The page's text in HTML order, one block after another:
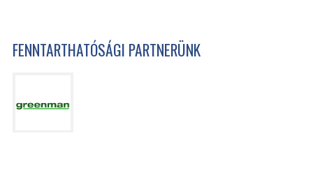
FENNTARTHATÓSÁGI PARTNERÜNK